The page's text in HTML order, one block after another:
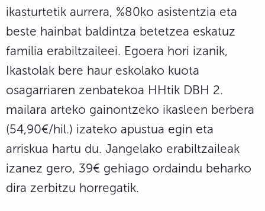
ikasturtetik aurrera, %80ko asistentzia eta
beste hainbat baldintza betetzea eskatuz
familia erabiltzaileei. Egoera hori izanik,
Ikastolak bere haur eskolako kuota
osagarriaren zenbatekoa HHtik DBH 2.
mailara arteko gainontzeko ikasleen berbera
(54,90€/hil.) izateko apustua egin eta
arriskua hartu du. Jangelako erabiltzaileak
izanez gero, 39€ gehiago ordaindu beharko
dira zerbitzu horregatik.